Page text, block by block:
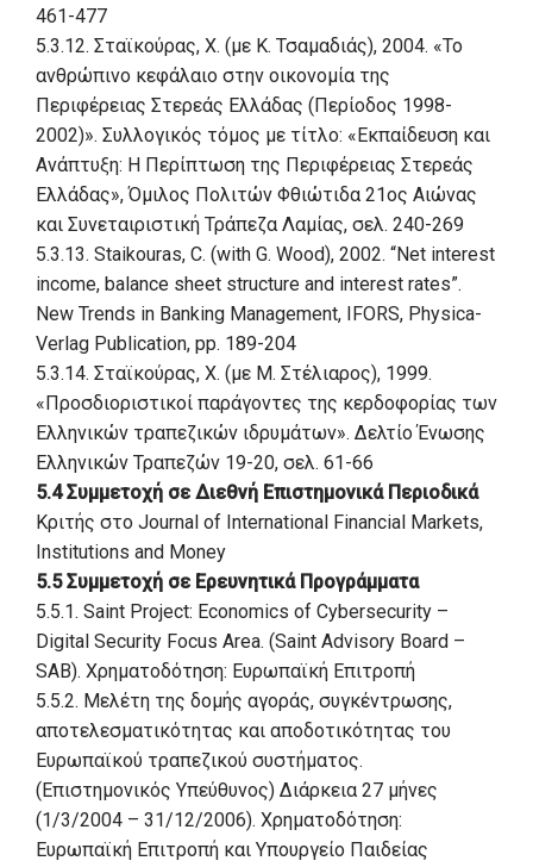
461-477
5.3.12. Σταϊκούρας, Χ. (με Κ. Τσαμαδιάς), 2004. «Το
ανθρώπινο κεφάλαιο στην οικονομία της
Περιφέρειας Στερεάς Ελλάδας (Περίοδος 1998-
2002)». Συλλογικός τόμος με τίτλο: «Εκπαίδευση και
Ανάπτυξη: Η Περίπτωση της Περιφέρειας Στερεάς
Ελλάδας», Όμιλος Πολιτών Φθιώτιδα 21ος Αιώνας
και Συνεταιριστική Τράπεζα Λαμίας, σελ. 240-269
5.3.13. Staikouras, C. (with G. Wood), 2002. “Net interest
income, balance sheet structure and interest rates”.
New Trends in Banking Management, IFORS, Physica-
Verlag Publication, pp. 189-204
5.3.14. Σταϊκούρας, Χ. (με M. Στέλιαρος), 1999.
«Προσδιοριστικοί παράγοντες της κερδοφορίας των
Ελληνικών τραπεζικών ιδρυμάτων». Δελτίο Ένωσης
Ελληνικών Τραπεζών 19-20, σελ. 61-66
5.4 Συμμετοχή σε Διεθνή Επιστημονικά Περιοδικά
Κριτής στο Journal of International Financial Markets,
Institutions and Money
5.5 Συμμετοχή σε Ερευνητικά Προγράμματα
5.5.1. Saint Project: Economics of Cybersecurity –
Digital Security Focus Area. (Saint Advisory Board –
SAB). Χρηματοδότηση: Ευρωπαϊκή Επιτροπή
5.5.2. Μελέτη της δομής αγοράς, συγκέντρωσης,
αποτελεσματικότητας και αποδοτικότητας του
Ευρωπαϊκού τραπεζικού συστήματος.
(Επιστημονικός Υπεύθυνος) Διάρκεια 27 μήνες
(1/3/2004 – 31/12/2006). Χρηματοδότηση:
Ευρωπαϊκή Επιτροπή και Υπουργείο Παιδείας